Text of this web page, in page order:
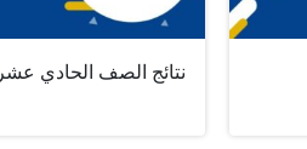
نتائج الصف الحادي عشر